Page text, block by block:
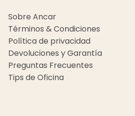
Sobre Ancar
Términos & Condiciones
Política de privacidad
Devoluciones y Garantía
Preguntas Frecuentes
Tips de Oficina